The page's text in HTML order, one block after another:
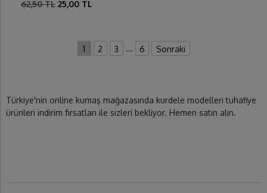
62,50 TL 25,00 TL
1 2 3 ... 6 Sonraki
Türkiye'nin online kumaş mağazasında kurdele modelleri tuhafiye
ürünleri indirim fırsatları ile sizleri bekliyor. Hemen satın alın.